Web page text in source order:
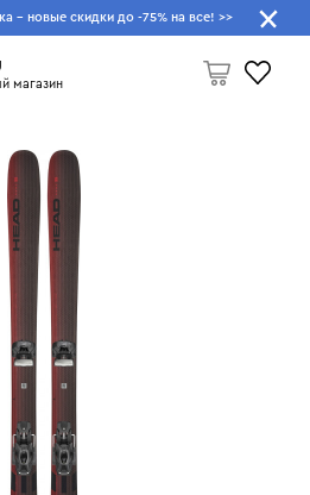
- новые скидки до -75% на все! >>
магазин